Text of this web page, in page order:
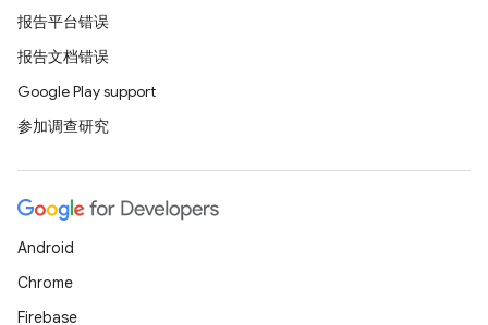
报告平台错误
报告文档错误
Google Play support
参加调查研究
Android
Chrome
Firebase